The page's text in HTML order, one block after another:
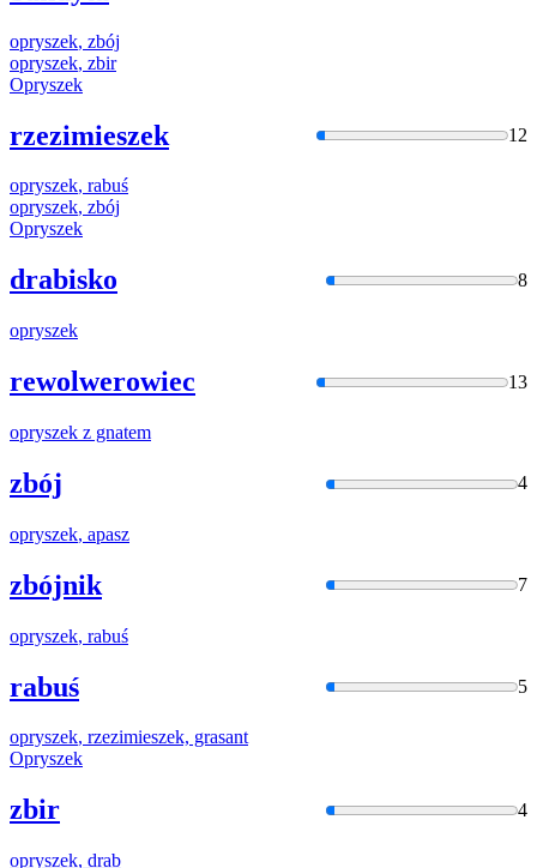
opryszek, zbój
opryszek, zbir
Opryszek
rzezimieszek 12
opryszek, rabuś
opryszek, zbój
Opryszek
drabisko 8
opryszek
rewolwerowiec 13
opryszek z gnatem
zbój 4
opryszek, apasz
zbójnik 7
opryszek, rabuś
rabuś 5
opryszek, rzezimieszek, grasant
Opryszek
zbir 4
opryszek, drab